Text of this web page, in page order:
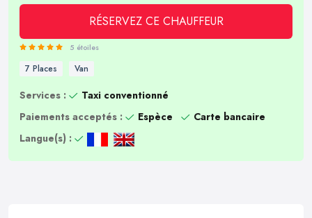
RÉSERVEZ CE CHAUFFEUR
5 étoiles
7 Places Van
Services :
Taxi conventionné
Paiements acceptés :
Espèce
Carte bancaire
Langue(s) :